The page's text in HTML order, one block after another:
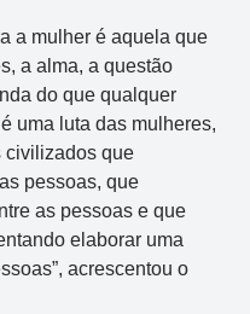
a mulher é aquela que
a alma, a questão
do que qualquer
uma luta das mulheres,
civilizados que
pessoas, que
as pessoas e que
elaborar uma
acrescentou o